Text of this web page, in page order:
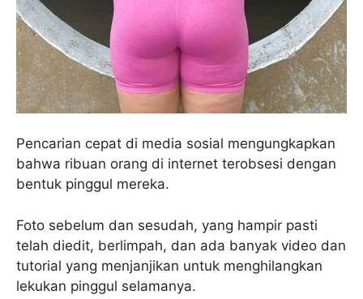
Pencarian cepat di media sosial mengungkapkan
bahwa ribuan orang di internet terobsesi dengan
bentuk pinggul mereka.
Foto sebelum dan sesudah, yang hampir pasti
telah diedit, berlimpah, dan ada banyak video dan
tutorial yang menjanjikan untuk menghilangkan
lekukan pinggul selamanya.